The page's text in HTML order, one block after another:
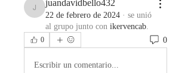
juandavidbello432
juandavidbello432
22 de febrero de 2024 · se unió
al grupo junto con ikervencab.
0 0
Escribir un comentario...